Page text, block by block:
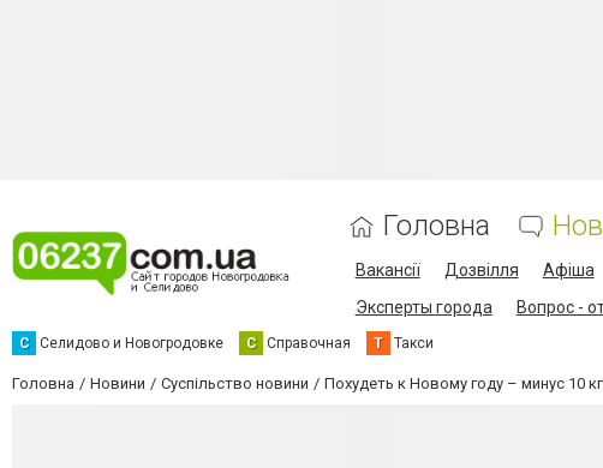
Головна
Вакансії Дозвілля Афіша
Эксперты города
Вопрос -
С Селидово и Новогродовке С Справочная Т Такси
Головна Новини Суспільство новини Похудеть к Новому году – минус 10